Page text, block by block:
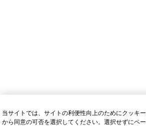
当サイトでは、サイトの利便性向上のためにクッキ
から同意の可否を選択してください。選択せずにペ